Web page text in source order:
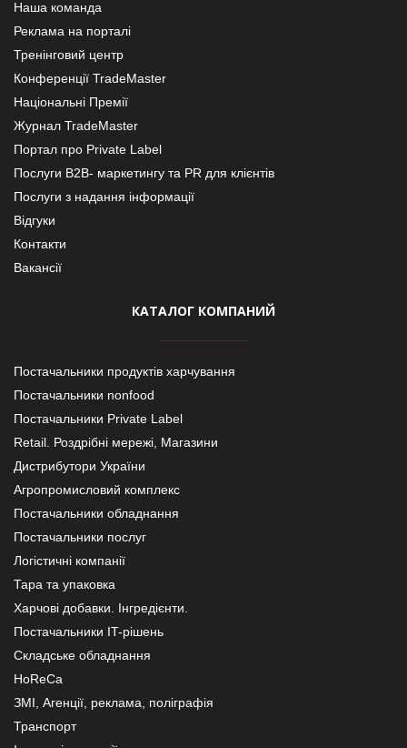
Наша команда
Реклама на порталі
Тренінговий центр
Конференції TradeMaster
Національні Премії
Журнал TradeMaster
Портал про Private Label
Послуги В2В- маркетингу та PR для клієнтів
Послуги з надання інформації
Відгуки
Контакти
Вакансії
КАТАЛОГ КОМПАНИЙ
Постачальники продуктів харчування
Постачальники nonfood
Постачальники Private Label
Retail. Роздрібні мережі, Магазини
Дистрибутори України
Агропромисловий комплекс
Постачальники обладнання
Постачальники послуг
Логістичні компанії
Тара та упаковка
Харчові добавки. Інгредієнти.
Постачальники IT-рішень
Складське обладнання
HoReCa
ЗМІ, Агенції, реклама, поліграфія
Транспорт